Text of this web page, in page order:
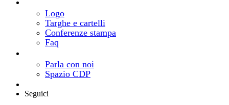
Logo
Targhe e cartelli
Conferenze stampa
Faq
Parla con noi
Spazio CDP
Seguici